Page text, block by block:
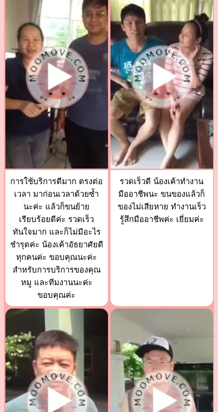
การใช้บริการดีมาก ตรงต่อ
เวลา มาก่อนเวลาด้วยซ้ำ
นะค่ะ แล้วก็ขนย้าย
เรียบร้อยดีค่ะ รวดเร็ว
ทันใจมาก และก็ไม่มีอะไร
ชำรุดค่ะ น้องเค้าอัธยาศัยดี
ทุกคนค่ะ ขอบคุณนะค่ะ
สำหรับการบริการของคุณ
หมู และทีมงานนะค่ะ
ขอบคุณค่ะ
รวดเร็วดี น้องเค้าทำงาน
มืออาชีพนะ ขนของแล้วก็
ของไม่เสียหาย ทำงานเร็ว
รู้สึกมืออาชีพค่ะ เยี่ยมค่ะ